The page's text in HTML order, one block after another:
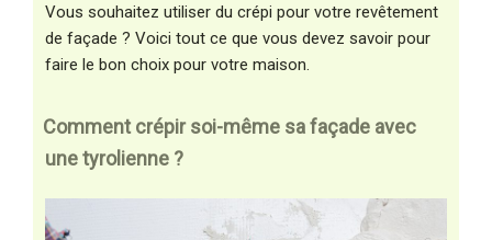
Vous souhaitez utiliser du crépi pour votre revêtement
de façade ? Voici tout ce que vous devez savoir pour
faire le bon choix pour votre maison.
Comment crépir soi-même sa façade avec
une tyrolienne ?